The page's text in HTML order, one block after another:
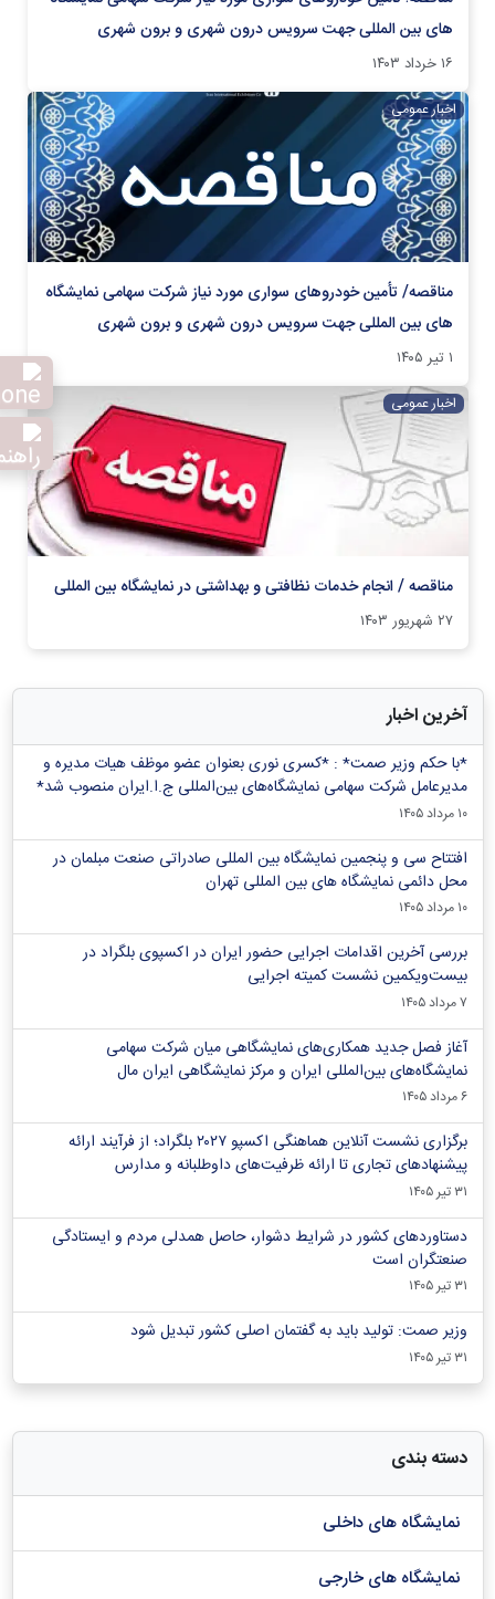
های بین المللی جهت سرویس درون شهری و برون شهری
۱۶ خرداد ۱۴۰۳
اخبار عمومی
مناقصه/ تأمین خودروهای سواری مورد نیاز شرکت سهامی نمایشگاه
های بین المللی جهت سرویس درون شهری و برون شهری
۱ تیر ۱۴۰۵
اخبار عمومی
مناقصه / انجام خدمات نظافتی و بهداشتی در نمایشگاه بین المللی
۲۷ شهریور ۱۴۰۳
آخرین اخبار
*با حکم وزیر صمت* : *کسری نوری بعنوان عضو موظف هیات مدیره و
مدیرعامل شرکت سهامی نمایشگاه‌های بین‌المللی ج.ا.ایران منصوب شد*
۱۰ مرداد ۱۴۰۵
افتتاح سی و پنجمین نمایشگاه بین المللی صادراتی صنعت مبلمان در
محل دائمی نمایشگاه های بین المللی تهران
۱۰ مرداد ۱۴۰۵
بررسی آخرین اقدامات اجرایی حضور ایران در اکسپوی بلگراد در
بیست‌ویکمین نشست کمیته اجرایی
۷ مرداد ۱۴۰۵
آغاز فصل جدید همکاری‌های نمایشگاهی میان شرکت سهامی
نمایشگاه‌های بین‌المللی ایران و مرکز نمایشگاهی ایران‌ مال
۶ مرداد ۱۴۰۵
برگزاری نشست آنلاین هماهنگی اکسپو ۲۰۲۷ بلگراد؛ از فرآیند ارائه
پیشنهادهای تجاری تا ارائه ظرفیت‌های داوطلبانه و مدارس
۳۱ تیر ۱۴۰۵
دستاوردهای کشور در شرایط دشوار، حاصل همدلی مردم و ایستادگی
صنعتگران است
۳۱ تیر ۱۴۰۵
وزیر صمت: تولید باید به گفتمان اصلی کشور تبدیل شود
۳۱ تیر ۱۴۰۵
دسته بندی
نمایشگاه های داخلی
نمایشگاه های خارجی